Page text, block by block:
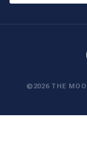
©2026 THE